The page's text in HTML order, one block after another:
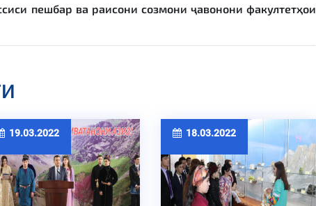
пешбар ва раисони созмони ҷавонони факултетҳои
19.03.2022 18.03.2022